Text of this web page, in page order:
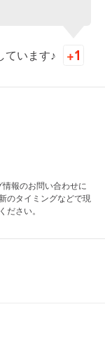
ています♪
報のお問い合わせに
のタイミングなどで現
ださい。